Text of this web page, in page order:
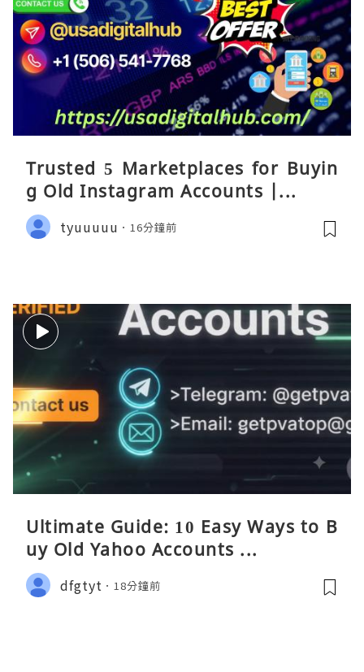
Trusted 5 Marketplaces for Buyin
g Old Instagram Accounts |...
tyuuuuu 16分鐘前
Ultimate Guide: 10 Easy Ways to B
uy Old Yahoo Accounts ...
dfgtyt 18分鐘前